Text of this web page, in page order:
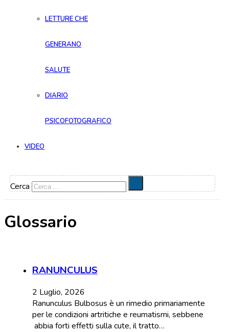
LETTURE CHE
GENERANO
SALUTE
DIARIO
PSICOFOTOGRAFICO
VIDEO
Cerca
Glossario
RANUNCULUS
2 Luglio, 2026
Ranunculus Bulbosus è un rimedio primariamente
per le condizioni artritiche e reumatismi, sebbene
abbia forti effetti sulla cute, il tratto…